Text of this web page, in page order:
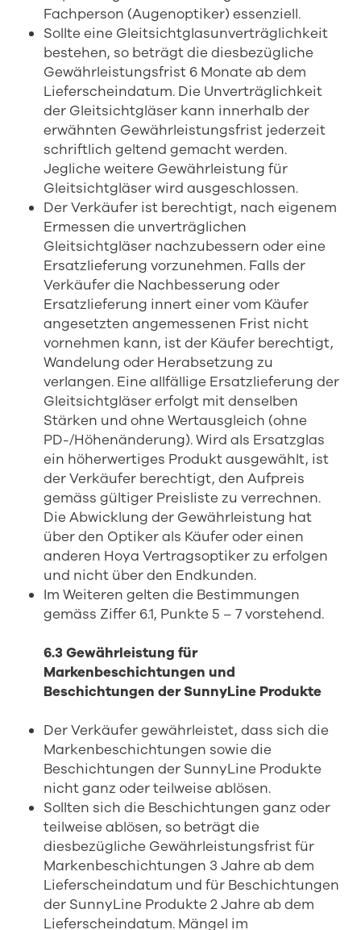
Fachperson (Augenoptiker) essenziell.
Sollte eine Gleitsichtglasunverträglichkeit
bestehen, so beträgt die diesbezügliche
Gewährleistungsfrist 6 Monate ab dem
Lieferscheindatum. Die Unverträglichkeit
der Gleitsichtgläser kann innerhalb der
erwähnten Gewährleistungsfrist jederzeit
schriftlich geltend gemacht werden.
Jegliche weitere Gewährleistung für
Gleitsichtgläser wird ausgeschlossen.
Der Verkäufer ist berechtigt, nach eigenem
Ermessen die unverträglichen
Gleitsichtgläser nachzubessern oder eine
Ersatzlieferung vorzunehmen. Falls der
Verkäufer die Nachbesserung oder
Ersatzlieferung innert einer vom Käufer
angesetzten angemessenen Frist nicht
vornehmen kann, ist der Käufer berechtigt,
Wandelung oder Herabsetzung zu
verlangen. Eine allfällige Ersatzlieferung der
Gleitsichtgläser erfolgt mit denselben
Stärken und ohne Wertausgleich (ohne
PD-/Höhenänderung). Wird als Ersatzglas
ein höherwertiges Produkt ausgewählt, ist
der Verkäufer berechtigt, den Aufpreis
gemäss gültiger Preisliste zu verrechnen.
Die Abwicklung der Gewährleistung hat
über den Optiker als Käufer oder einen
anderen Hoya Vertragsoptiker zu erfolgen
und nicht über den Endkunden.
Im Weiteren gelten die Bestimmungen
gemäss Ziffer 6.1, Punkte 5 – 7 vorstehend.
6.3 Gewährleistung für
Markenbeschichtungen und
Beschichtungen der SunnyLine Produkte
Der Verkäufer gewährleistet, dass sich die
Markenbeschichtungen sowie die
Beschichtungen der SunnyLine Produkte
nicht ganz oder teilweise ablösen.
Sollten sich die Beschichtungen ganz oder
teilweise ablösen, so beträgt die
diesbezügliche Gewährleistungsfrist für
Markenbeschichtungen 3 Jahre ab dem
Lieferscheindatum und für Beschichtungen
der SunnyLine Produkte 2 Jahre ab dem
Lieferscheindatum. Mängel im